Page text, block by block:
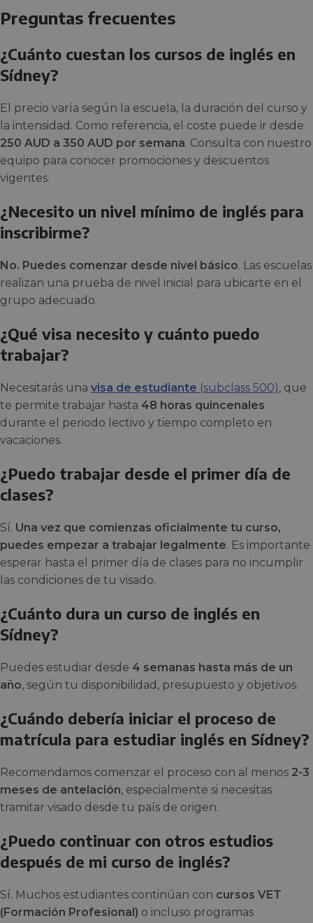
Preguntas frecuentes
¿Cuánto cuestan los cursos de inglés en
Sídney?
El precio varía según la escuela, la duración del curso y
la intensidad. Como referencia, el coste puede ir desde
250 AUD a 350 AUD por semana. Consulta con nuestro
equipo para conocer promociones y descuentos
vigentes.
¿Necesito un nivel mínimo de inglés para
inscribirme?
No. Puedes comenzar desde nivel básico. Las escuelas
realizan una prueba de nivel inicial para ubicarte en el
grupo adecuado.
¿Qué visa necesito y cuánto puedo
trabajar?
Necesitarás una visa de estudiante (subclass 500), que
te permite trabajar hasta 48 horas quincenales
durante el periodo lectivo y tiempo completo en
vacaciones.
¿Puedo trabajar desde el primer día de
clases?
Sí. Una vez que comienzas oficialmente tu curso,
puedes empezar a trabajar legalmente. Es importante
esperar hasta el primer día de clases para no incumplir
las condiciones de tu visado.
¿Cuánto dura un curso de inglés en
Sídney?
Puedes estudiar desde 4 semanas hasta más de un
año, según tu disponibilidad, presupuesto y objetivos.
¿Cuándo debería iniciar el proceso de
matrícula para estudiar inglés en Sídney?
Recomendamos comenzar el proceso con al menos 2-3
meses de antelación, especialmente si necesitas
tramitar visado desde tu país de origen.
¿Puedo continuar con otros estudios
después de mi curso de inglés?
Sí. Muchos estudiantes continúan con cursos VET
(Formación Profesional) o incluso programas